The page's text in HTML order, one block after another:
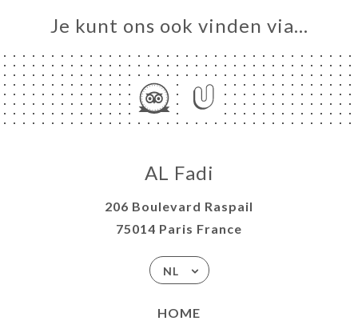
Je kunt ons ook vinden via…
AL Fadi
206 Boulevard Raspail
75014 Paris France
NL
HOME